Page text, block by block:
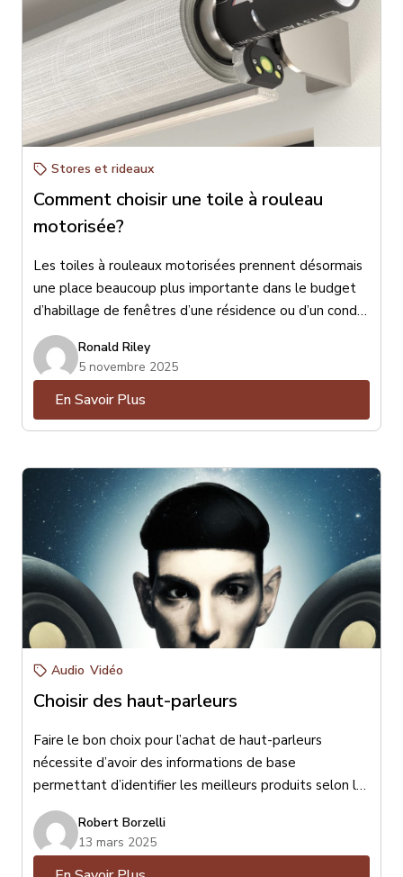
Stores et rideaux
Comment choisir une toile à rouleau
motorisée?
Les toiles à rouleaux motorisées prennent désormais
une place beaucoup plus importante dans le budget
d’habillage de fenêtres d’une résidence ou d’un condo.
Surtout depuis l’entrée en vigueur de la loi canadienne
de 2022 qui oblige les fabricants de toiles à rouleaux
d’éliminer toute chaînette ou corde apparente afin
d’éviter des accidents et des risques d’étranglements
protégeant ainsi les enfants et même certains
Ronald Riley
5 novembre 2025
En Savoir Plus
Audio Vidéo
Choisir des haut-parleurs
Faire le bon choix pour l’achat de haut-parleurs
nécessite d’avoir des informations de base
permettant d’identifier les meilleurs produits selon le
format de votre lieu d’écoute, vos goûts musicaux,
l’esthétisme désiré et votre budget. Pour faire le bon
choix il est essentiel de bien connaître vos goûts afin
Robert Borzelli
13 mars 2025